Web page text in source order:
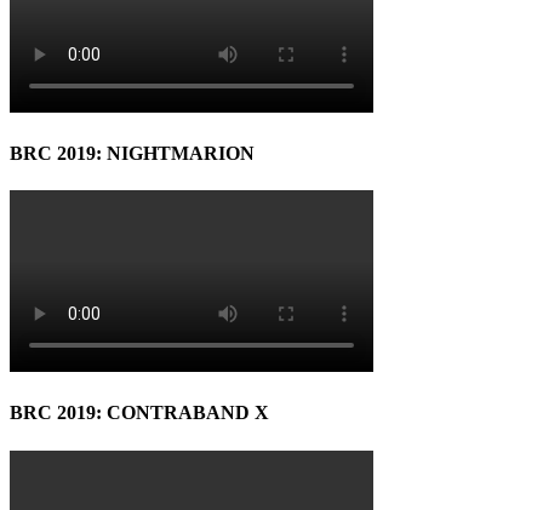
BRC 2019: NIGHTMARION
BRC 2019: CONTRABAND X